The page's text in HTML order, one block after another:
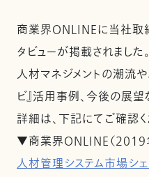
商業界ONLINEに当社取
タビューが掲載されました。
人材マネジメントの潮流
ビ』活用事例、今後の展望
詳細は、下記にてご確認く
▼商業界ONLINE（2019
人材管理システム市場シ